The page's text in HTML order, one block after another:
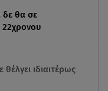
δε θα σε
ιδιαιτέρως